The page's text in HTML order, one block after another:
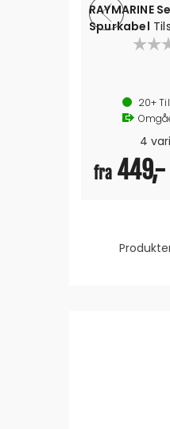
RAYMARINE
Spurkabel
20+
4
fra 449,-